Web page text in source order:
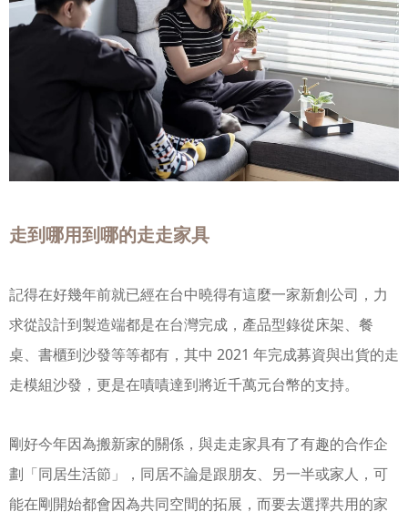
走到哪用到哪的走走家具
記得在好幾年前就已經在台中曉得有這麼一家新創公司，力
求從設計到製造端都是在台灣完成，產品型錄從床架、餐
桌、書櫃到沙發等等都有，其中 2021 年完成募資與出貨的走
走模組沙發，更是在嘖嘖達到將近千萬元台幣的支持。
剛好今年因為搬新家的關係，與走走家具有了有趣的合作企
劃「同居生活節」，同居不論是跟朋友、另一半或家人，可
能在剛開始都會因為共同空間的拓展，而要去選擇共用的家